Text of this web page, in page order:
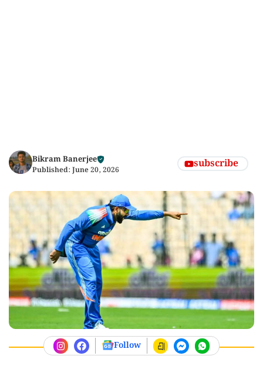
Bikram Banerjee
Published: June 20, 2026 subscribe
Follow